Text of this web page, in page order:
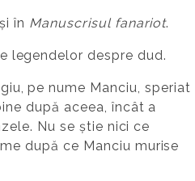
în Manuscrisul fanariot.
legendelor despre dud.
pe nume Manciu, speriat
după aceea, încât a
Nu se știe nici ce
după ce Manciu murise